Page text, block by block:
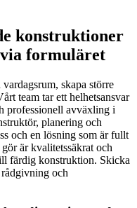
konstruktioner
formuläret
skapa större
team tar ett helhetsansvar
professionell avväxling i
planering och
och en lösning som är fullt
är kvalitetssäkrat och
färdig konstruktion. Skicka
och